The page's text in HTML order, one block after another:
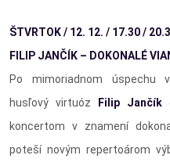
ŠTVRTOK / 12. 12. / 17.30 /
FILIP JANČÍK – DOKONALÉ
Po mimoriadnom úspechu
husľový virtuóz
Filip Jančík
koncertom v znamení
poteší novým repertoárom